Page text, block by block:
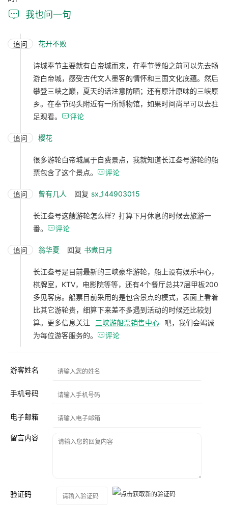
 我也问一句
追问 花开不败
诗城奉节主要就有白帝城而来，在奉节登船之前可以先去畅
游白帝城，感受古代文人墨客的情怀和三国文化底蕴。然后
攀登三峡之巅，夏天的话注意防晒；还有原汁原味的三峡原
乡。在奉节码头附近有一所博物馆，如果时间尚早可以去驻
足观看。 评论
追问 樱花
很多游轮白帝城属于自费景点，我就知道长江叁号游轮的船
票包含了这个景点。 评论
追问 曾有几人 回复 sx_144903015
长江叁号这艘游轮怎么样？打算下月休息的时候去旅游一
番。 评论
追问 翁华夏 回复 书煮日月
长江叁号是目前最新的三峡豪华游轮，船上设有娱乐中心，
棋牌室，KTV，电影院等等，还有4个餐厅总共7层甲板200
多见客房。船票目前采用的是包含景点的模式，表面上看着
比其它游轮贵，细算下来差不多遇到活动的时候还比较划
算。更多信息关注
三峡游船票销售中心
吧，我们会竭诚
为每位游客服务的。 评论
游客姓名
手机号码
电子邮箱
留言内容
验证码